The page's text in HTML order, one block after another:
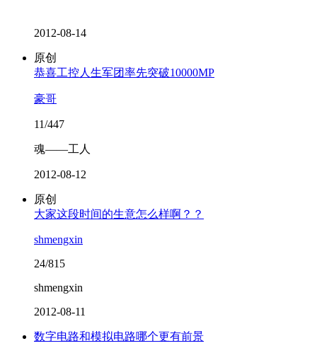
2012-08-14
原创
恭喜工控人生军团率先突破10000MP
豪哥
11/447
魂——工人
2012-08-12
原创
大家这段时间的生意怎么样啊？？
shmengxin
24/815
shmengxin
2012-08-11
数字电路和模拟电路哪个更有前景